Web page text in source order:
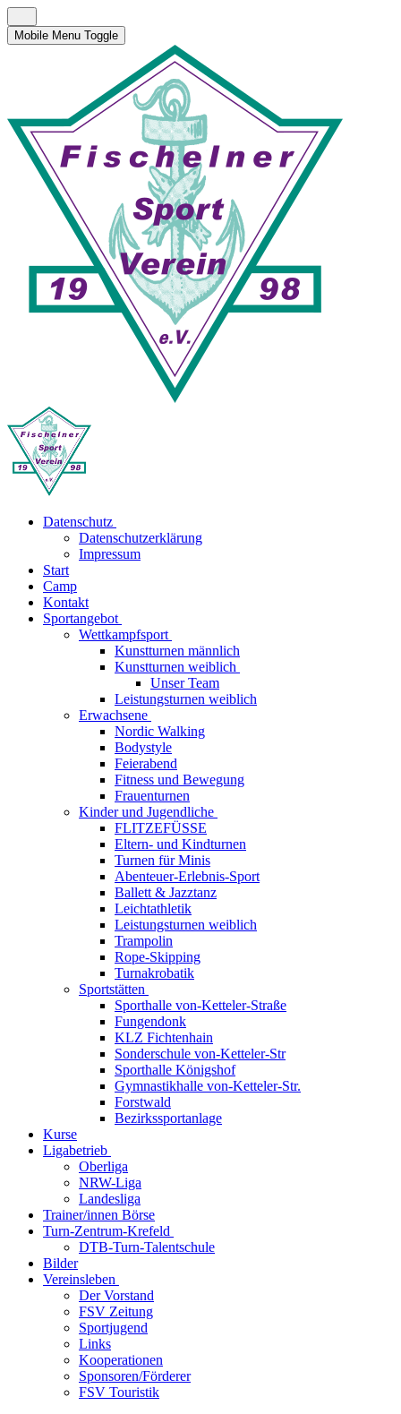
Mobile Menu Toggle
Datenschutz
Datenschutzerklärung
Impressum
Start
Camp
Kontakt
Sportangebot
Wettkampfsport
Kunstturnen männlich
Kunstturnen weiblich
Unser Team
Leistungsturnen weiblich
Erwachsene
Nordic Walking
Bodystyle
Feierabend
Fitness und Bewegung
Frauenturnen
Kinder und Jugendliche
FLITZEFÜSSE
Eltern- und Kindturnen
Turnen für Minis
Abenteuer-Erlebnis-Sport
Ballett & Jazztanz
Leichtathletik
Leistungsturnen weiblich
Trampolin
Rope-Skipping
Turnakrobatik
Sportstätten
Sporthalle von-Ketteler-Straße
Fungendonk
KLZ Fichtenhain
Sonderschule von-Ketteler-Str
Sporthalle Königshof
Gymnastikhalle von-Ketteler-Str.
Forstwald
Bezirkssportanlage
Kurse
Ligabetrieb
Oberliga
NRW-Liga
Landesliga
Trainer/innen Börse
Turn-Zentrum-Krefeld
DTB-Turn-Talentschule
Bilder
Vereinsleben
Der Vorstand
FSV Zeitung
Sportjugend
Links
Kooperationen
Sponsoren/Förderer
FSV Touristik